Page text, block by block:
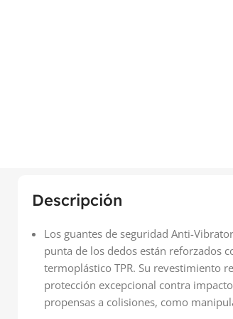
Descripción
Los guantes de seguridad Anti-
punta de los dedos están reforzados
termoplástico TPR. Su revestimiento
protección excepcional contra
propensas a colisiones, como